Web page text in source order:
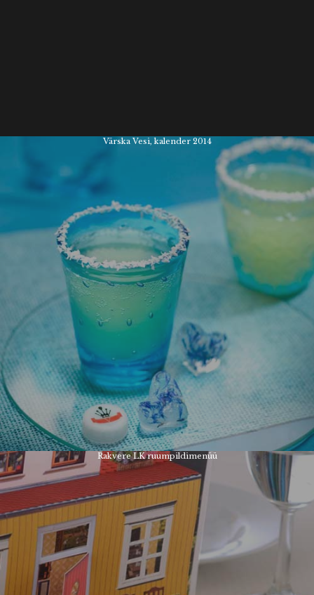
Värska Vesi, kalender 2014
Rakvere LK ruumpildimenüü